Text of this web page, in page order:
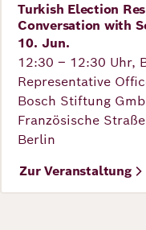
Veranstaltung
Turkish Election
Conversation with
10. Jun.
12:30 – 12:30 Uhr,
Representative
Bosch Stiftung
Französische
Berlin
Zur Veranstaltung